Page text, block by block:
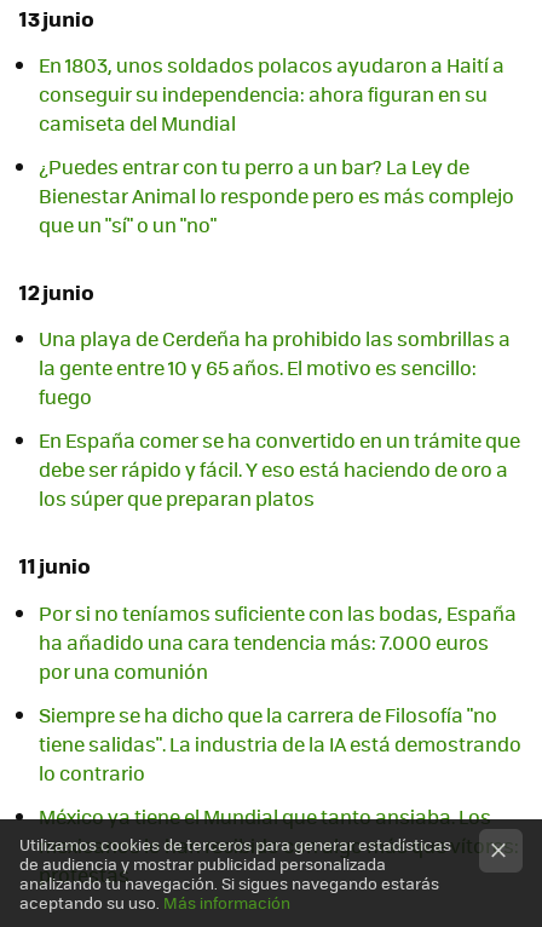
13 junio
En 1803, unos soldados polacos ayudaron a Haití a
conseguir su independencia: ahora figuran en su
camiseta del Mundial
¿Puedes entrar con tu perro a un bar? La Ley de
Bienestar Animal lo responde pero es más complejo
que un "sí" o un "no"
12 junio
Una playa de Cerdeña ha prohibido las sombrillas a
la gente entre 10 y 65 años. El motivo es sencillo:
fuego
En España comer se ha convertido en un trámite que
debe ser rápido y fácil. Y eso está haciendo de oro a
los súper que preparan platos
11 junio
Por si no teníamos suficiente con las bodas, España
ha añadido una cara tendencia más: 7.000 euros
por una comunión
Siempre se ha dicho que la carrera de Filosofía "no
tiene salidas". La industria de la IA está demostrando
lo contrario
México ya tiene el Mundial que tanto ansiaba. Los
mexicanos lo han recibido con algo más que vítores:
protestas
Utilizamos cookies de terceros para generar estadísticas
de audiencia y mostrar publicidad personalizada
analizando tu navegación. Si sigues navegando estarás
aceptando su uso. Más información